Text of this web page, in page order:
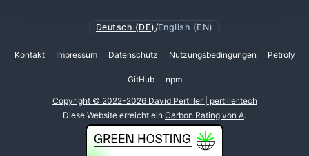
Deutsch (DE) /English (EN)
Kontakt Impressum Datenschutz Nutzungsbedingungen Petroly
GitHub npm
Copyright © 2022-2026 David Pertiller | pertiller.tech
Diese Website erreicht ein Carbon Rating von A.